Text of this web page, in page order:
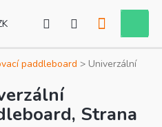
košík
paddleboard Univerzální
, Strana